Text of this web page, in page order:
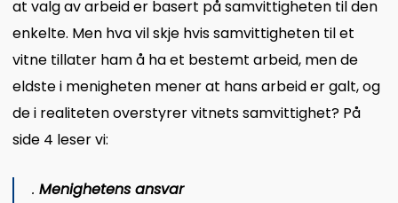
at valg av arbeid er basert på samvittigheten til den
enkelte. Men hva vil skje hvis samvittigheten til et
vitne tillater ham å ha et bestemt arbeid, men de
eldste i menigheten mener at hans arbeid er galt, og
de i realiteten overstyrer vitnets samvittighet? På
side 4 leser vi:
. Menighetens ansvar